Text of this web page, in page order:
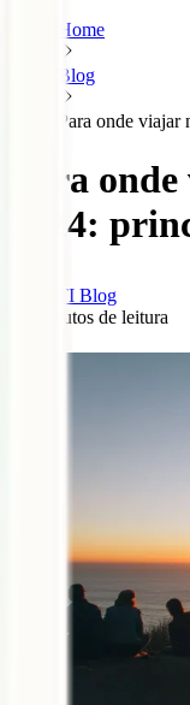
Home
Blog
Para onde
Para
2024:
IATI Blog
minutos de leitura